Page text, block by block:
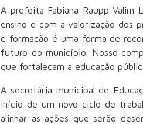
A prefeita Fabiana Raupp
ensino e com a valorização dos
e formação é uma forma de
futuro do município. Nosso
que fortaleçam a educação
A secretária municipal de
início de um novo ciclo de
alinhar as ações que serão